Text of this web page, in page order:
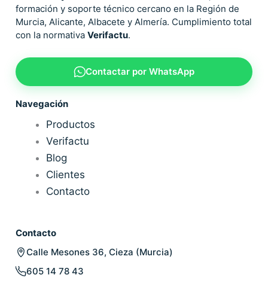
formación y soporte técnico cercano en la Región de
Murcia, Alicante, Albacete y Almería. Cumplimiento total
con la normativa Verifactu.
Contactar por WhatsApp
Navegación
Productos
Verifactu
Blog
Clientes
Contacto
Contacto
Calle Mesones 36, Cieza (Murcia)
605 14 78 43